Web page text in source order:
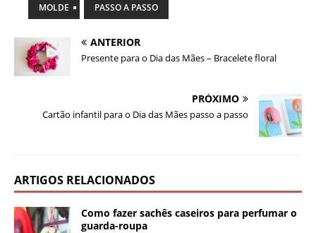
MOLDE PASSO A PASSO
ANTERIOR
Presente para o Dia das Mães – Bracelete floral
PRÓXIMO
Cartão infantil para o Dia das Mães passo a passo
ARTIGOS RELACIONADOS
Como fazer sachês caseiros para perfumar o
guarda-roupa